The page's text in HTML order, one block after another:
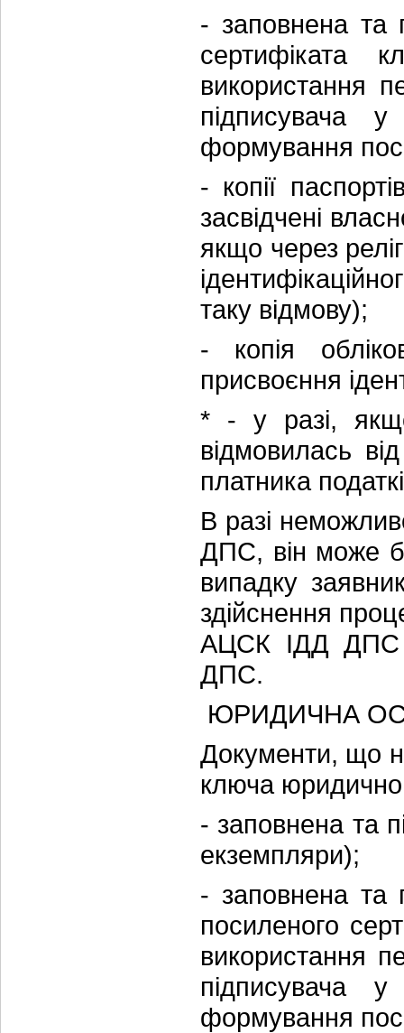
- заповнена та
сертифіката
використання
підписувача
формування
- копії
засвідчені
якщо через
таку відмову);
- копія
присвоєння
* - у разі, якщо
відмовилась
платника
В разі
ДПС, він може
випадку
здійснення
АЦСК ІДД ДПС
ДПС.
ЮРИДИЧНА
Документи, що
ключа
- заповнена та
екземпляри);
- заповнена та
посиленого
використання
підписувача
формування